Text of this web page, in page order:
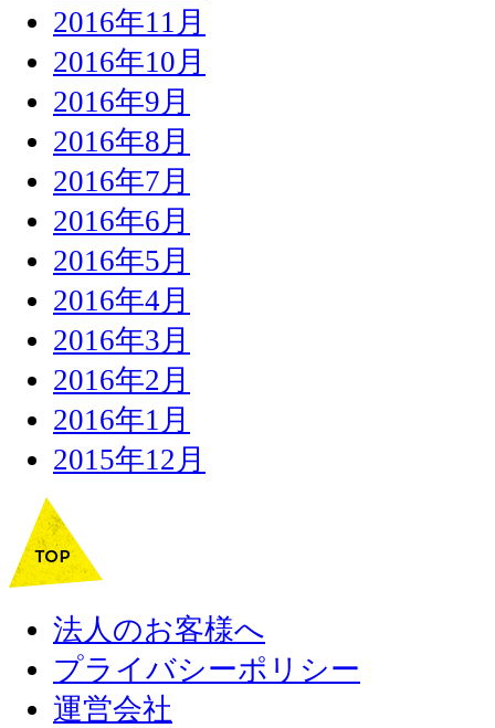
2016年11月
2016年10月
2016年9月
2016年8月
2016年7月
2016年6月
2016年5月
2016年4月
2016年3月
2016年2月
2016年1月
2015年12月
法人のお客様へ
プライバシーポリシー
運営会社